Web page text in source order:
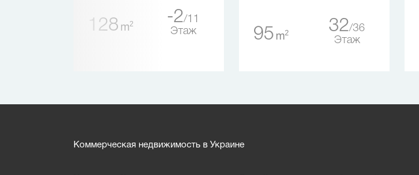
128 m2 -2 11
Этаж
95 m2 32 36
Этаж
Коммерческая недвижимость в Украине